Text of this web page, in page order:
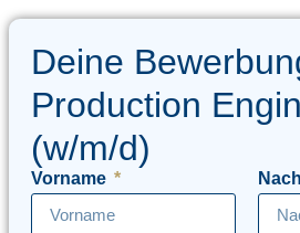
Deine
Production
(w/m/d)
Vorname